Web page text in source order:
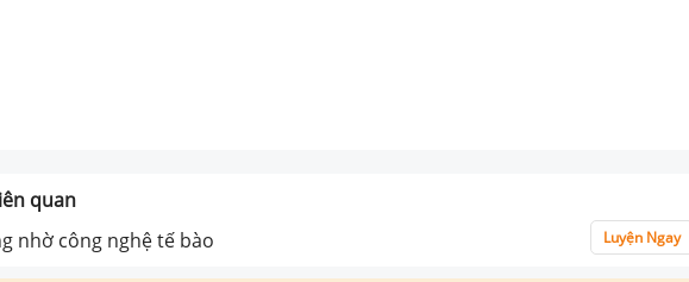
quan
nhờ công nghệ tế bào
Luyện Ngay